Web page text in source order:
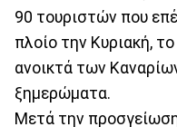
90 τουριστών που
πλοίο την Κυριακή,
ανοικτά των
ξημερώματα.
Μετά την